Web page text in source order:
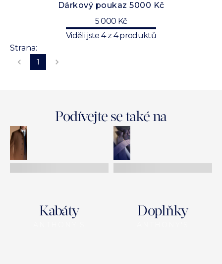
Dárkový poukaz 5000 Kč
5 000 Kč
Viděli jste4z 4produktů
Strana:
1
Podívejte se také na
Kabáty Doplňky